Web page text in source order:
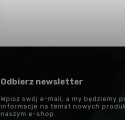
Odbierz newsletter
Wpisz swój e-mail, a my będziemy
informacje na temat nowych
naszym e-shop.